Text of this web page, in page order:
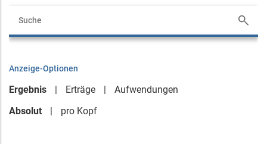
Anzeige-Optionen
Ergebnis Erträge
Aufwendungen
Absolut
pro Kopf